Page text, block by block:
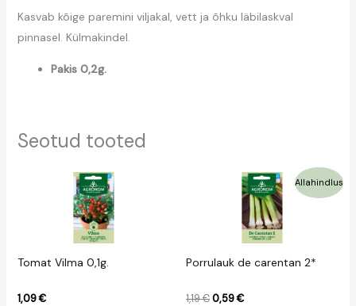
Kasvab kõige paremini viljakal, vett ja õhku läbilaskval
pinnasel. Külmakindel.
Pakis 0,2g.
Seotud tooted
Tomat Vilma 0,1g.
1,09€
Allahindlus
Porrulauk de carentan 2*
1,19€0,59€
Praegune
hind
on:
0,59 €.